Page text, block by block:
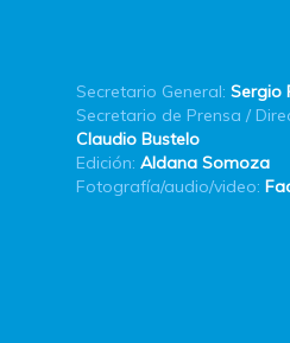
Secretario General: Sergio
Secretario de Prensa /
Claudio Bustelo
Edición: Aldana Somoza
Fotografía/audio/video: